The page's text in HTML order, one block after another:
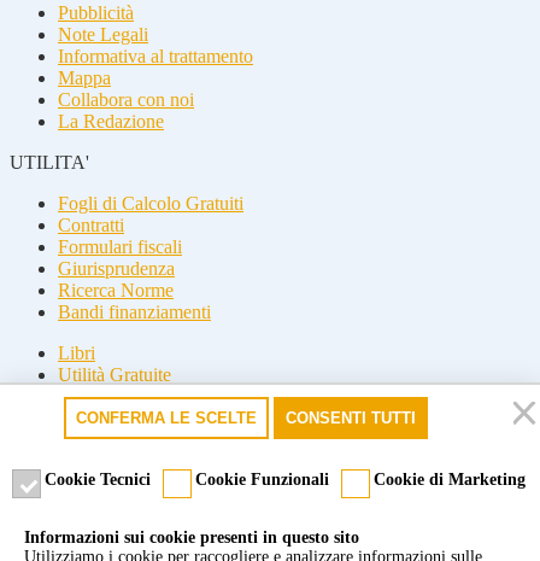
Pubblicità
Note Legali
Informativa al trattamento
Mappa
Collabora con noi
La Redazione
UTILITA'
Fogli di Calcolo Gratuiti
Contratti
Formulari fiscali
Giurisprudenza
Ricerca Norme
Bandi finanziamenti
Libri
Utilità Gratuite
Guide fiscali
Seguici
Seguici
riproduzione parziale.
CONFERMA LE SCELTE CONSENTI TUTTI
Cookie Tecnici Cookie Funzionali Cookie di Marketing
Informazioni sui cookie presenti in questo sito
Utilizziamo i cookie per raccogliere e analizzare informazioni sulle